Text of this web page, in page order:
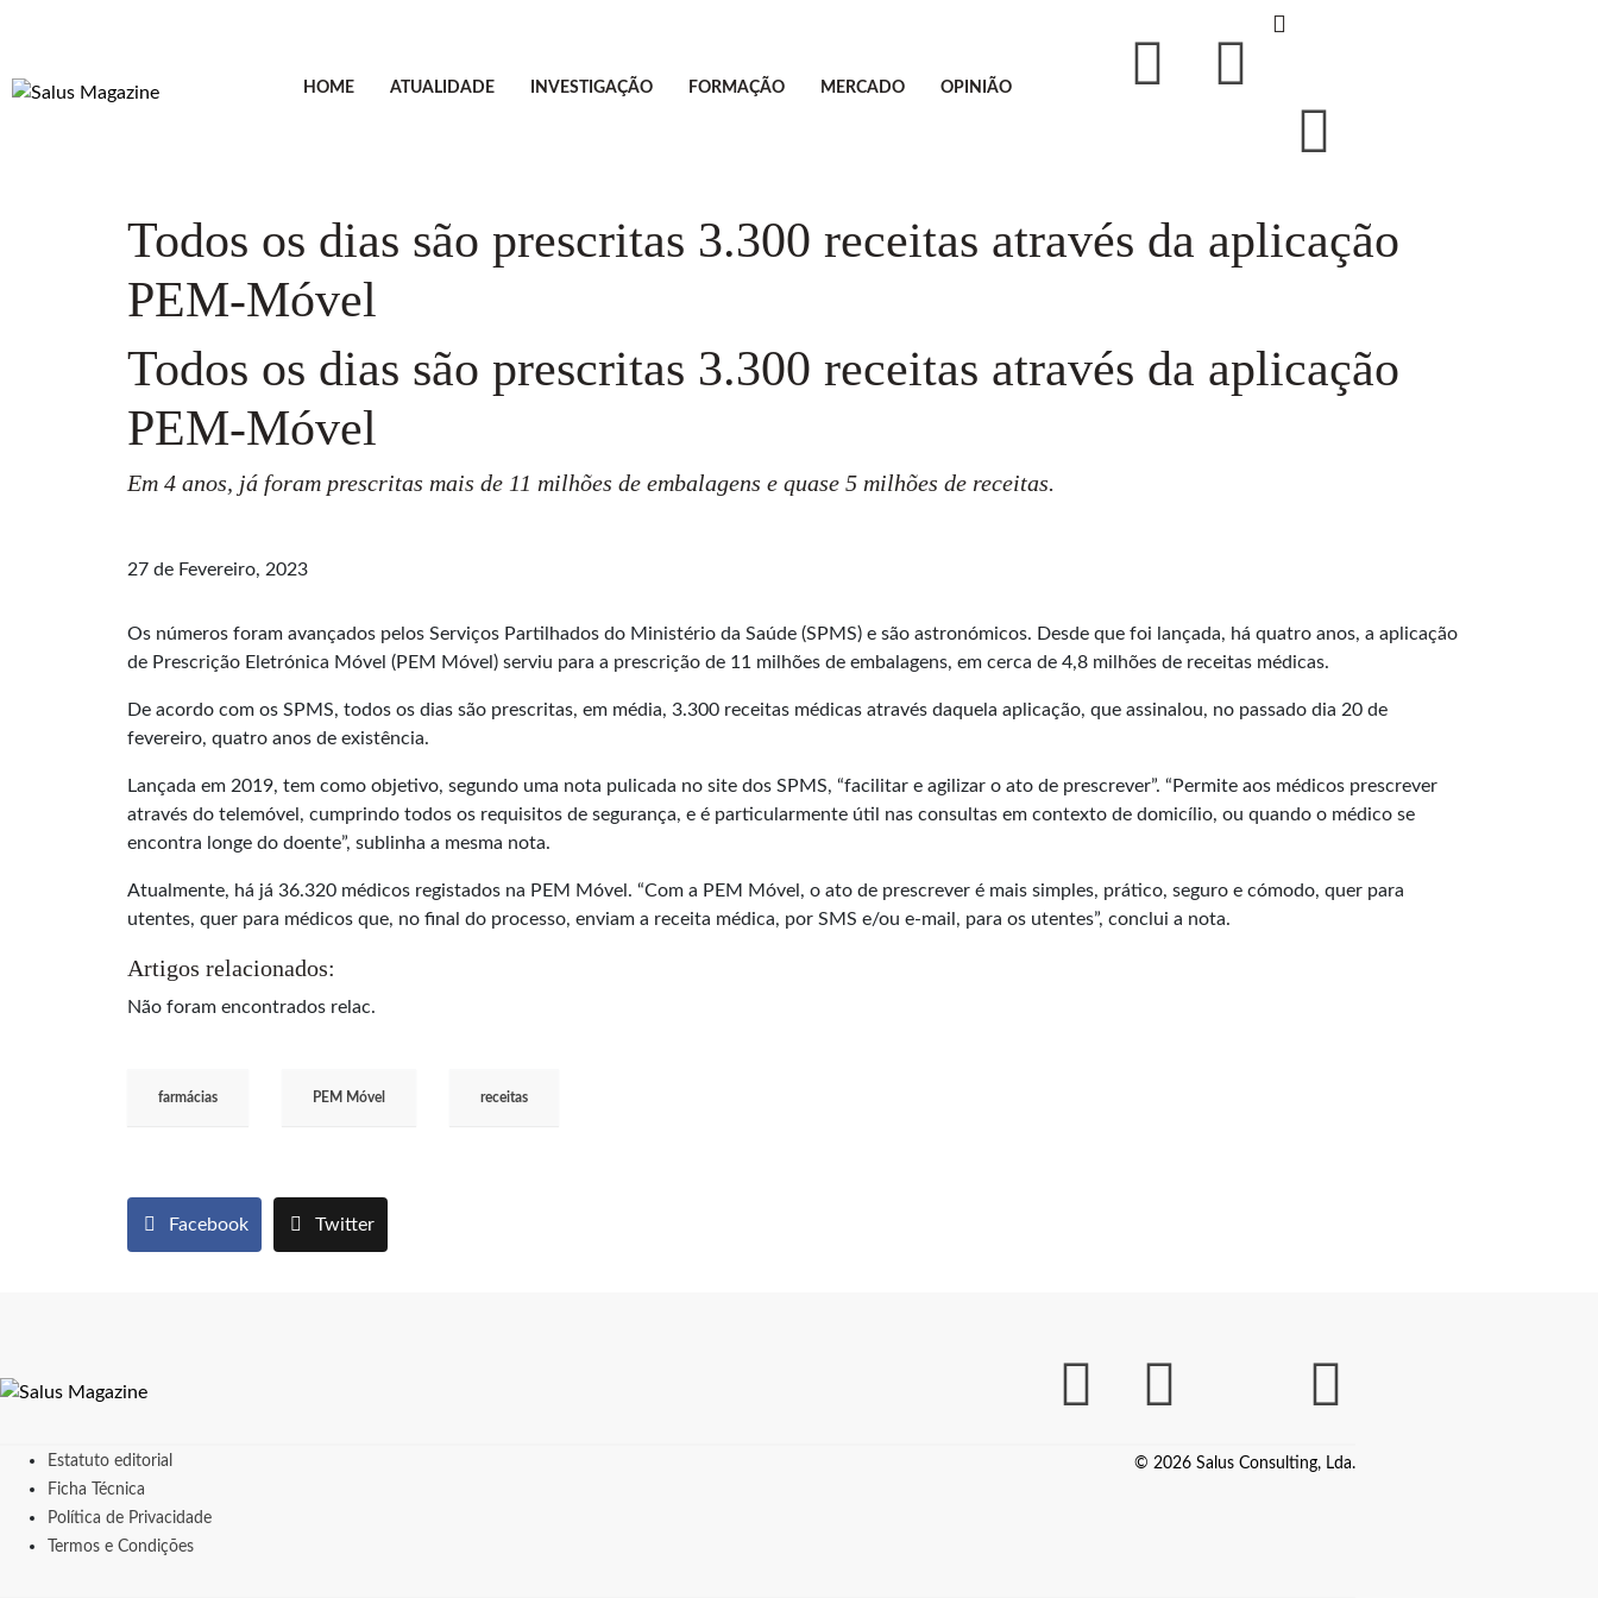
HOME ATUALIDADE INVESTIGAÇÃO FORMAÇÃO MERCADO OPINIÃO
Todos os dias são prescritas 3.300 receitas através da aplicação
PEM-Móvel
Todos os dias são prescritas 3.300 receitas através da aplicação
PEM-Móvel
Em 4 anos, já foram prescritas mais de 11 milhões de embalagens e quase 5 milhões de receitas.
27 de Fevereiro, 2023
Os números foram avançados pelos Serviços Partilhados do Ministério da Saúde (SPMS) e são astronómicos. Desde que foi lançada, há quatro anos, a aplicação
de Prescrição Eletrónica Móvel (PEM Móvel) serviu para a prescrição de 11 milhões de embalagens, em cerca de 4,8 milhões de receitas médicas.
De acordo com os SPMS, todos os dias são prescritas, em média, 3.300 receitas médicas através daquela aplicação, que assinalou, no passado dia 20 de
fevereiro, quatro anos de existência.
Lançada em 2019, tem como objetivo, segundo uma nota pulicada no site dos SPMS, “facilitar e agilizar o ato de prescrever”. “Permite aos médicos prescrever
através do telemóvel, cumprindo todos os requisitos de segurança, e é particularmente útil nas consultas em contexto de domicílio, ou quando o médico se
encontra longe do doente”, sublinha a mesma nota.
Atualmente, há já 36.320 médicos registados na PEM Móvel. “Com a PEM Móvel, o ato de prescrever é mais simples, prático, seguro e cómodo, quer para
utentes, quer para médicos que, no final do processo, enviam a receita médica, por SMS e/ou e-mail, para os utentes”, conclui a nota.
Artigos relacionados:
Não foram encontrados relac.
farmácias PEM Móvel receitas
Facebook Twitter
Estatuto editorial
Ficha Técnica
Política de Privacidade
Termos e Condições
© 2026 Salus Consulting, Lda.